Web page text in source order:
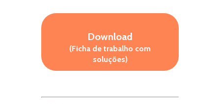
Download
(Ficha de trabalho com
soluções)